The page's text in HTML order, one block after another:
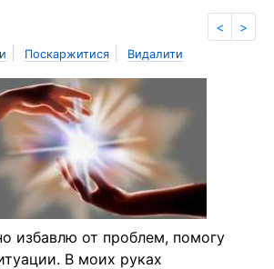
< >
Поскаржитися Видалити
избавлю от проблем, помогу
В моих руках